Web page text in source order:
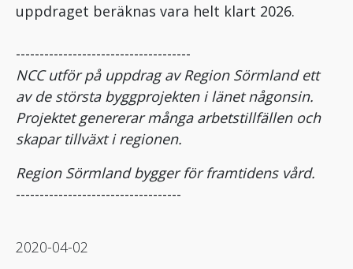
uppdraget beräknas vara helt klart 2026.
-------------------------------------
NCC utför på uppdrag av Region Sörmland ett
av de största byggprojekten i länet någonsin.
Projektet genererar många arbetstillfällen och
skapar tillväxt i regionen.
Region Sörmland bygger för framtidens vård.
-----------------------------------
2020-04-02